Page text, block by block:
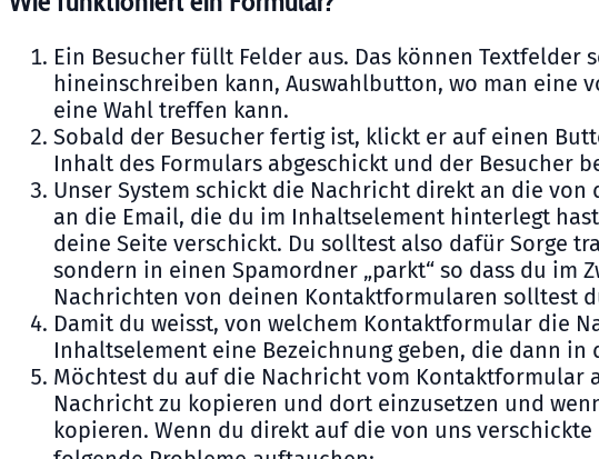
Ein Besucher füllt Felder aus. Das können
hineinschreiben kann, Auswahlbutton, wo man eine
eine Wahl treffen kann.
Sobald der Besucher fertig ist, klickt er auf einen
Inhalt des Formulars abgeschickt und der Besucher
Unser System schickt die Nachricht direkt an die
an die Email, die du im Inhaltselement hinterlegt
deine Seite verschickt. Du solltest also dafür Sorge
sondern in einen Spamordner „parkt“ so dass du
Nachrichten von deinen Kontaktformularen solltest
Damit du weisst, von welchem Kontaktformular die
Inhaltselement eine Bezeichnung geben, die dann
Möchtest du auf die Nachricht vom Kontaktformular
Nachricht zu kopieren und dort einzusetzen und
kopieren. Wenn du direkt auf die von uns